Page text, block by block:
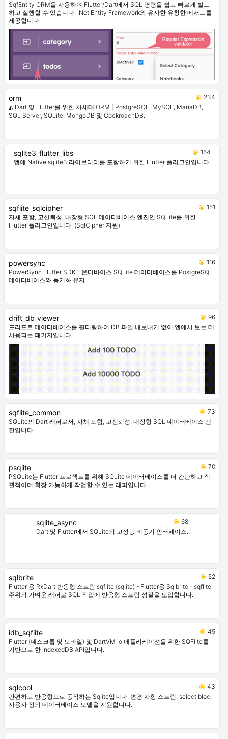
SqfEntity ORM을 사용하여 Flutter/Dart에서 SQL 명령을 쉽고 빠르게 빌드
하고 실행할 수 있습니다. .Net Entity Framework와 유사한 유창한 메서드를
제공합니다.
orm
234
◭ Dart 및 Flutter를 위한 차세대 ORM | PostgreSQL, MySQL, MariaDB,
SQL Server, SQLite, MongoDB 및 CockroachDB.
sqlite3_flutter_libs
164
앱에 Native sqlite3 라이브러리를 포함하기 위한 Flutter 플러그인입니다.
sqflite_sqlcipher
151
자체 포함, 고신뢰성, 내장형 SQL 데이터베이스 엔진인 SQLite를 위한
Flutter 플러그인입니다. (SqlCipher 지원)
powersync
116
PowerSync Flutter SDK - 온디바이스 SQLite 데이터베이스를 PostgreSQL
데이터베이스와 동기화 유지
drift_db_viewer
96
드리프트 데이터베이스를 필터링하여 DB 파일 내보내기 없이 앱에서 보는 데
사용되는 패키지입니다.
sqflite_common
73
SQLite의 Dart 래퍼로서, 자체 포함, 고신뢰성, 내장형 SQL 데이터베이스 엔
진입니다.
psqlite
70
PSQLite는 Flutter 프로젝트를 위해 SQLite 데이터베이스를 더 간단하고 직
관적이며 확장 가능하게 작업할 수 있는 래퍼입니다.
sqlite_async
68
Dart 및 Flutter에서 SQLite의 고성능 비동기 인터페이스.
sqlbrite
52
Flutter 용 RxDart 반응형 스트림 sqflite (sqlite) - Flutter용 Sqlbrite - sqflite
주위의 가벼운 래퍼로 SQL 작업에 반응형 스트림 성질을 도입합니다.
idb_sqflite
45
Flutter (데스크톱 및 모바일) 및 DartVM io 애플리케이션을 위한 SQFlite를
기반으로 한 IndexedDB API입니다.
sqlcool
43
간편하고 반응형으로 동작하는 Sqlite입니다. 변경 사항 스트림, select bloc,
사용자 정의 데이터베이스 모델을 지원합니다.